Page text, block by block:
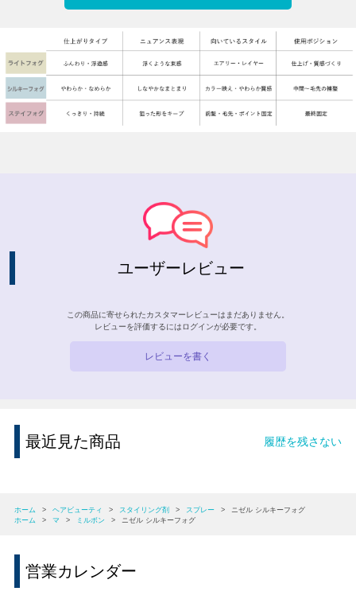
ユーザーレビュー
この商品に寄せられたカスタマーレビューはまだありません。
レビューを評価するには ログインが必要です。
レビューを書く
最近見た商品 履歴を残さない
ホーム > ヘアビューティ > スタイリング剤 > スプレー >
ニゼル シルキーフォグ
ホーム
> マ > ミルボン > ニゼル シルキーフォグ
営業カレンダー